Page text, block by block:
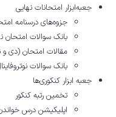
جعبه‌ابزار امتحانات نهایی
جزوه‌های درسنامه
بانک سوالات امتحان
مقالات امتحان (دی و
بانک سوالات نوتروفاینال
جعبه ابزار کنکوری‌ها
تخمین رتبه کنکور
اپلیکیشن درس خواندن